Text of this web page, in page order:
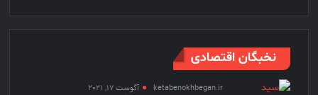
نخبگان اقتصادی
ketabenokhbegan.ir آگوست 17, 2021